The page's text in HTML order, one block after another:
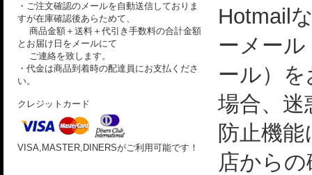
・ご注文確認のメールを自動送信しておりま
すが在庫確認後あらためて、
商品金額＋送料＋代引き手数料の合計金額
とお届け日をメールにて
ご連絡を致します。
・代金は商品到着時の配達員にお支払くださ
い。
クレジットカード
VISA,MASTER,DINERSがご利用可能です！
Hotmail
ーメー
ール）
場合、迷
防止機
店から